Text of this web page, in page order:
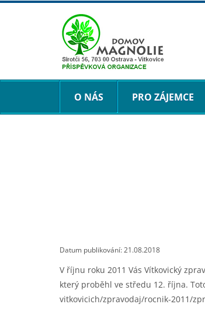
O NÁS PRO ZÁJEMCE
Datum publikování: 21.08.2018
V říjnu roku 2011 Vás Vítkovický
který proběhl ve středu 12. října.
vitkovicich/zpravodaj/rocnik-2011/